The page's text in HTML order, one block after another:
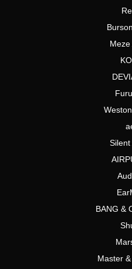
Meze
Silent
BANG &
Master